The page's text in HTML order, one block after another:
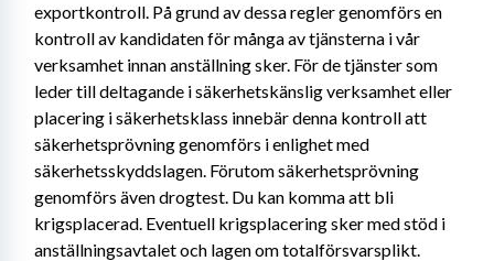
exportkontroll. På grund av dessa regler genomförs en
kontroll av kandidaten för många av tjänsterna i vår
verksamhet innan anställning sker. För de tjänster som
leder till deltagande i säkerhetskänslig verksamhet eller
placering i säkerhetsklass innebär denna kontroll att
säkerhetsprövning genomförs i enlighet med
säkerhetsskyddslagen. Förutom säkerhetsprövning
genomförs även drogtest. Du kan komma att bli
krigsplacerad. Eventuell krigsplacering sker med stöd i
anställningsavtalet och lagen om totalförsvarsplikt.